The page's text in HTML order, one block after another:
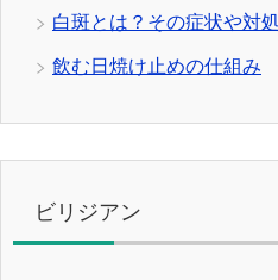
白斑とは？その症状や対
飲む日焼け止めの仕組み
ビリジアン